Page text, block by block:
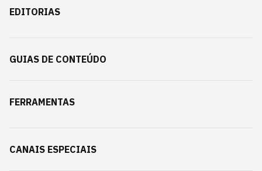
EDITORIAS
GUIAS DE CONTEÚDO
FERRAMENTAS
CANAIS ESPECIAIS